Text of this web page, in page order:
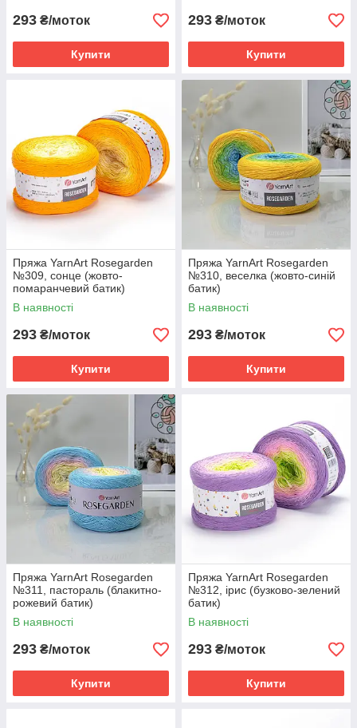
293 ₴/моток
Купити
293 ₴/моток
Купити
Пряжа YarnArt Rosegarden
№309, сонце (жовто-
помаранчевий батик)
В наявності
293 ₴/моток
Купити
Пряжа YarnArt Rosegarden
№310, веселка (жовто-синій
батик)
В наявності
293 ₴/моток
Купити
Пряжа YarnArt Rosegarden
№311, пастораль (блакитно-
рожевий батик)
В наявності
293 ₴/моток
Купити
Пряжа YarnArt Rosegarden
№312, ірис (бузково-зелений
батик)
В наявності
293 ₴/моток
Купити